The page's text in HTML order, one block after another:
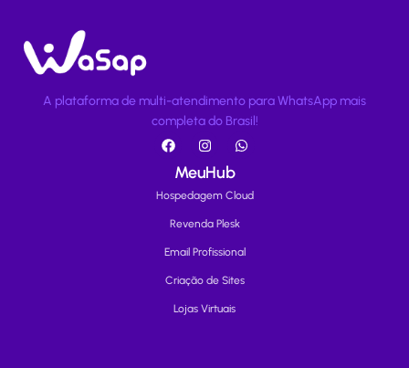
A plataforma de multi-atendimento para WhatsApp mais
completa do Brasil!
MeuHub
Hospedagem Cloud
Revenda Plesk
Email Profissional
Criação de Sites
Lojas Virtuais